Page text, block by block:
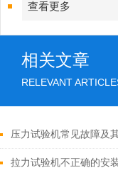
查看更多
相关文章
RELEVANT
压力试验机常见故障及